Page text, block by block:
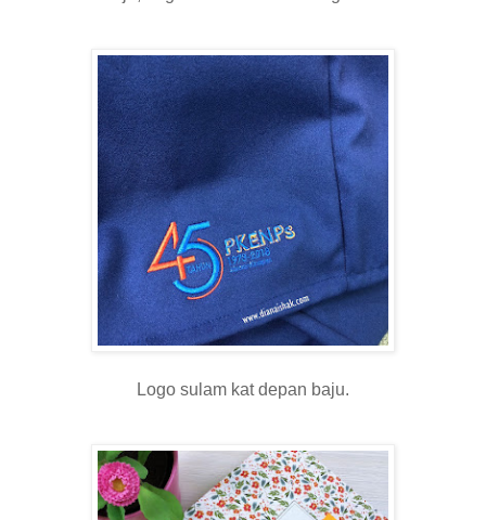
Logo sulam kat depan baju.